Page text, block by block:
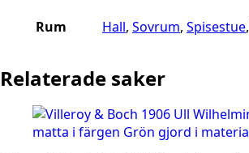
Rum Hall, Sovrum, Spisestue,
Relaterade saker